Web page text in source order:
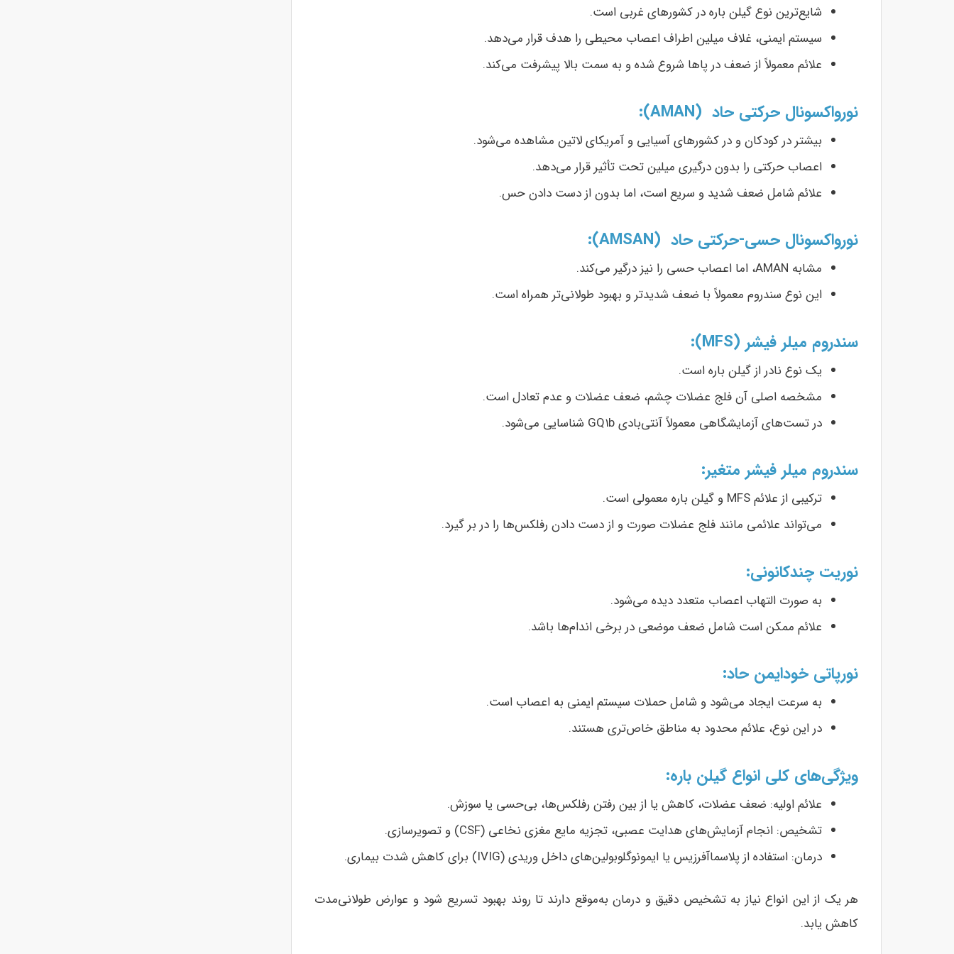
شایع‌ترین نوع گیلن باره در کشورهای غربی است.
سیستم ایمنی، غلاف میلین اطراف اعصاب محیطی را هدف قرار می‌دهد.
علائم معمولاً از ضعف در پاها شروع شده و به سمت بالا پیشرفت می‌کند.
نورواکسونال حرکتی حاد (AMAN):
بیشتر در کودکان و در کشورهای آسیایی و آمریکای لاتین مشاهده می‌شود.
اعصاب حرکتی را بدون درگیری میلین تحت تأثیر قرار می‌دهد.
علائم شامل ضعف شدید و سریع است، اما بدون از دست دادن حس.
نورواکسونال حسی-حرکتی حاد (AMSAN):
مشابه AMAN، اما اعصاب حسی را نیز درگیر می‌کند.
این نوع سندروم معمولاً با ضعف شدیدتر و بهبود طولانی‌تر همراه است.
سندروم میلر فیشر (MFS):
یک نوع نادر از گیلن باره است.
مشخصه اصلی آن فلج عضلات چشم، ضعف عضلات و عدم تعادل است.
در تست‌های آزمایشگاهی معمولاً آنتی‌بادی GQ1b شناسایی می‌شود.
سندروم میلر فیشر متغیر:
ترکیبی از علائم MFS و گیلن باره معمولی است.
می‌تواند علائمی مانند فلج عضلات صورت و از دست دادن رفلکس‌ها را در بر گیرد.
نوریت چندکانونی:
به صورت التهاب اعصاب متعدد دیده می‌شود.
علائم ممکن است شامل ضعف موضعی در برخی اندام‌ها باشد.
نورپاتی خودایمن حاد:
به سرعت ایجاد می‌شود و شامل حملات سیستم ایمنی به اعصاب است.
در این نوع، علائم محدود به مناطق خاص‌تری هستند.
ویژگی‌های کلی انواع گیلن باره:
علائم اولیه: ضعف عضلات، کاهش یا از بین رفتن رفلکس‌ها، بی‌حسی یا سوزش.
تشخیص: انجام آزمایش‌های هدایت عصبی، تجزیه مایع مغزی نخاعی (CSF) و تصویرسازی.
درمان: استفاده از پلاسماآفرزیس یا ایمونوگلوبولین‌های داخل وریدی (IVIG) برای کاهش شدت بیماری.
هر یک از این انواع نیاز به تشخیص دقیق و درمان به‌موقع دارند تا روند بهبود تسریع شود و عوارض طولانی‌مدت
کاهش یابد.